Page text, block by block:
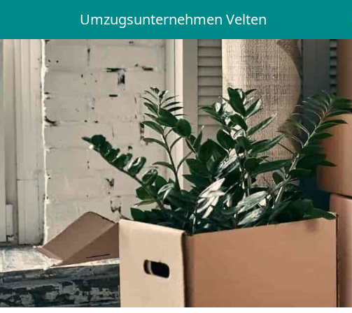
Umzugsunternehmen Velten